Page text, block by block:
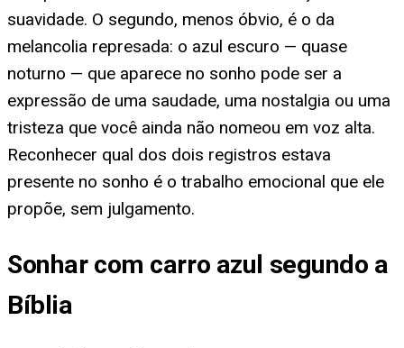
suavidade. O segundo, menos óbvio, é o da
melancolia represada: o azul escuro — quase
noturno — que aparece no sonho pode ser a
expressão de uma saudade, uma nostalgia ou uma
tristeza que você ainda não nomeou em voz alta.
Reconhecer qual dos dois registros estava
presente no sonho é o trabalho emocional que ele
propõe, sem julgamento.
Sonhar com carro azul segundo a
Bíblia